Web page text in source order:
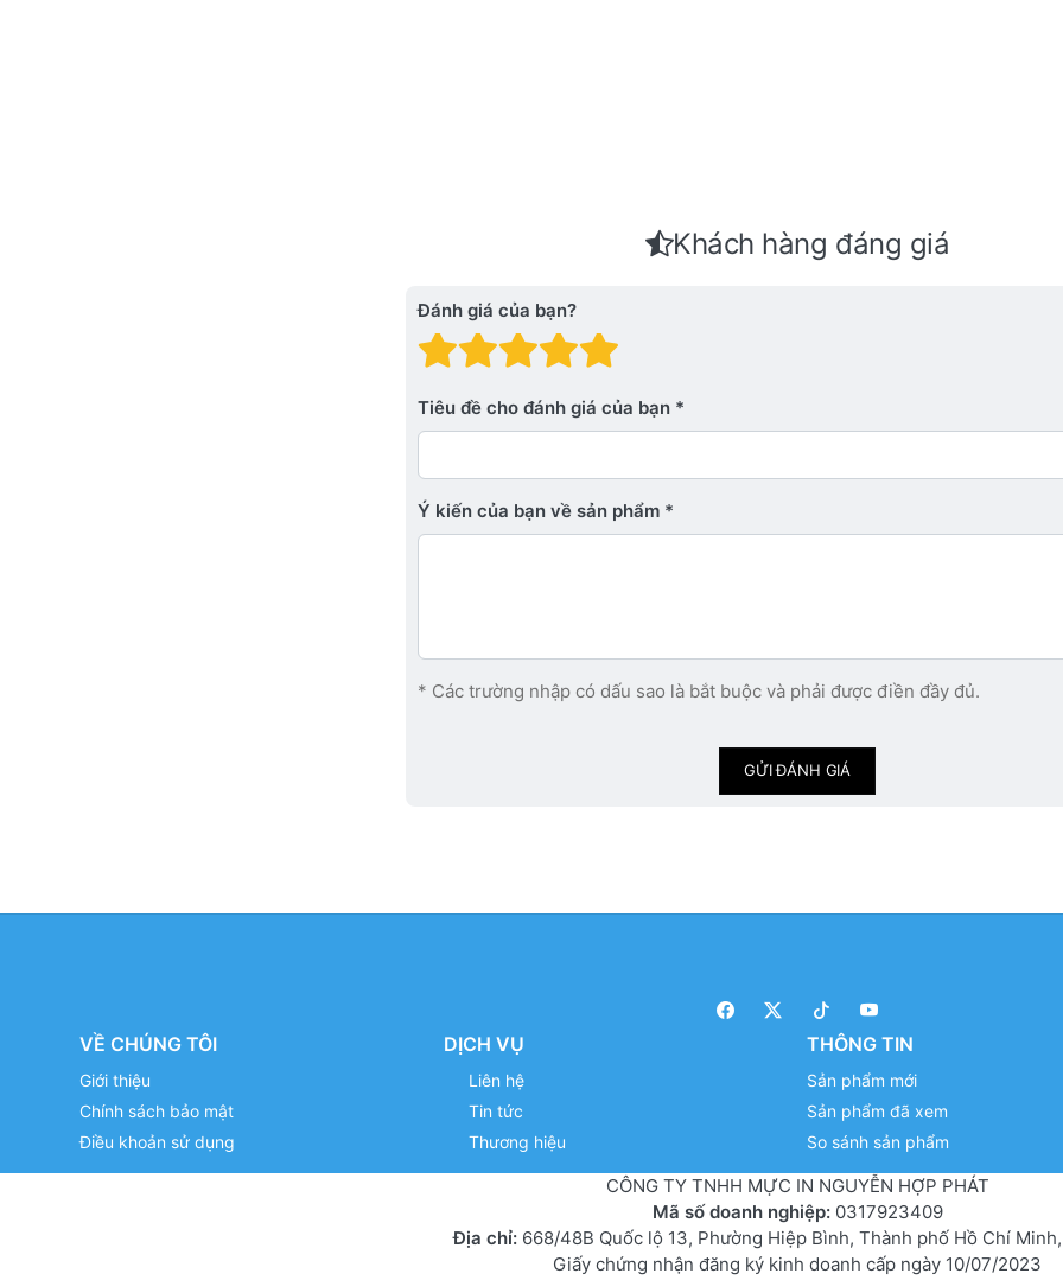
Khách hàng đáng giá
Đánh giá của bạn?
Đánh giá: 4 trên 5 sao.
Đánh giá: 3 trên 5 sao.
Đánh giá: 2 trên 5 sao.
Đánh giá: 1 trên 5 sao. Xấu
Tiêu đề cho đánh giá của bạn
Ý kiến ​​của bạn về sản phẩm
* Các trường nhập có dấu sao là bắt buộc và phải được điền đầy đủ.
GỬI ĐÁNH GIÁ
VỀ CHÚNG TÔI
Giới thiệu
Chính sách bảo mật
Điều khoản sử dụng
DỊCH VỤ
Liên hệ
Tin tức
Thương hiệu
THÔNG TIN
Sản phẩm mới
Sản phẩm đã xem
So sánh sản phẩm
CÔNG TY TNHH MỰC IN NGUYỄN HỢP PHÁT
Mã số doanh nghiệp: 0317923409
Địa chỉ:668/48B Quốc lộ 13, Phường Hiệp Bình, Thành phố Hồ Chí
Giấy chứng nhận đăng ký kinh doanh cấp ngày 10/07/2023